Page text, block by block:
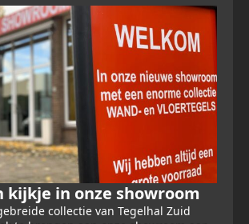
kijkje in onze showroom
collectie van Tegelhal Zuid